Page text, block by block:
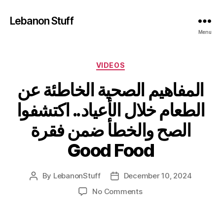
Lebanon Stuff
Menu
Categories
VIDEOS
المفاهيم الصحية الخاطئة عن
الطعام خلال الأعياد.. اكتشفوا
الصح والخطأ ضمن فقرة
Good Food
Post
By LebanonStuff
PostDecember 10, 2024
No Commentson